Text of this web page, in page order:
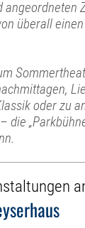
überall
oder zu
die